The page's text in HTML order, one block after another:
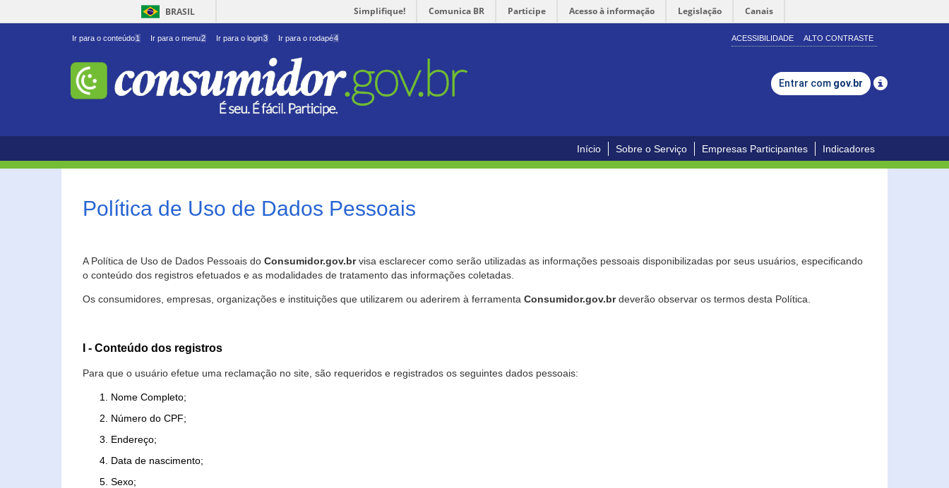
BRASIL Simplifique! Comunica BR Participe Acesso à informação Legislação Canais
Ir para o conteúdo1 Ir para o menu2 Ir para o login3 Ir para o rodapé4 ACESSIBILIDADE ALTO CONTRASTE
Entrar com gov.br
Início Sobre o Serviço Empresas Participantes Indicadores
Política de Uso de Dados Pessoais
A Política de Uso de Dados Pessoais do Consumidor.gov.brvisa esclarecer como serão utilizadas as informações pessoais disponibilizadas por seus usuários, especificando
o conteúdo dos registros efetuados e as modalidades de tratamento das informações coletadas.
Os consumidores, empresas, organizações e instituições que utilizarem ou aderirem à ferramenta Consumidor.gov.brdeverão observar os termos desta Política.
I - Conteúdo dos registros
Para que o usuário efetue uma reclamação no site, são requeridos e registrados os seguintes dados pessoais:
Nome Completo;
Número do CPF;
Endereço;
Data de nascimento;
Sexo;